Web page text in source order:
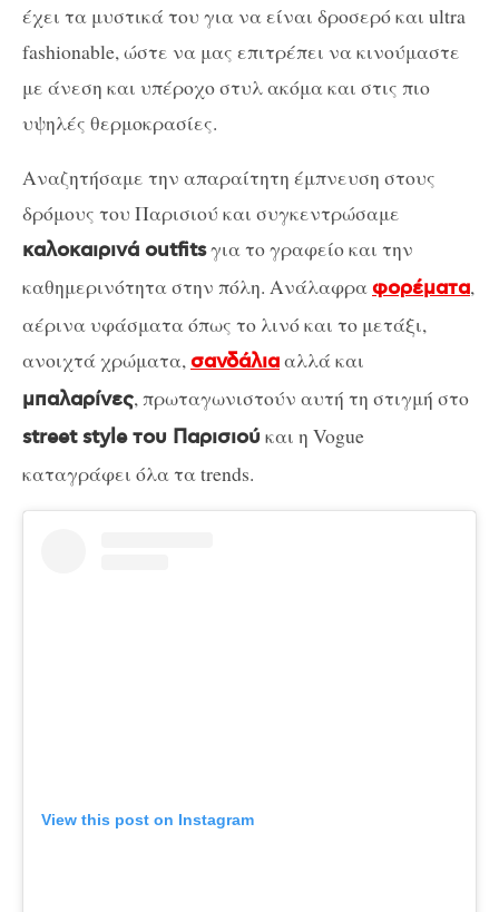
έχει τα μυστικά του για να είναι δροσερό και ultra
fashionable, ώστε να μας επιτρέπει να κινούμαστε
με άνεση και υπέροχο στυλ ακόμα και στις πιο
υψηλές θερμοκρασίες.
Αναζητήσαμε την απαραίτητη έμπνευση στους
δρόμους του Παρισιού και συγκεντρώσαμε
καλοκαιρινά outfitsγια το γραφείο και την
καθημερινότητα στην πόλη. Ανάλαφραφορέματα,
αέρινα υφάσματα όπως το λινό και το μετάξι,
ανοιχτά χρώματα,σανδάλιααλλά και
μπαλαρίνες, πρωταγωνιστούν αυτή τη στιγμή στο
street style του Παρισιού και η Vogue
καταγράφει όλα τα trends.
View this post on Instagram